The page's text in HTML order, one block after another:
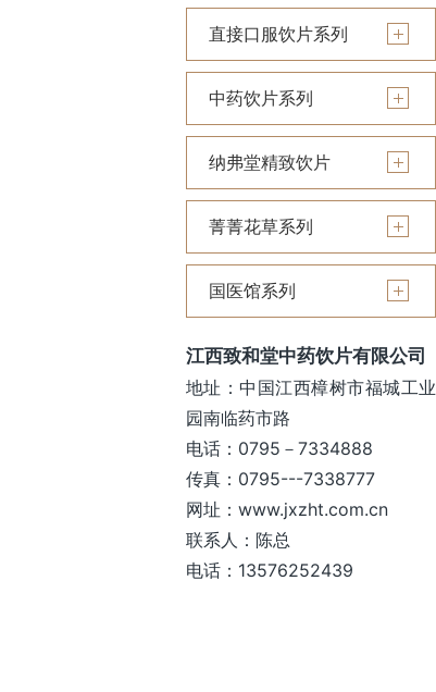
直接口服饮片系列
中药饮片系列
纳弗堂精致饮片
菁菁花草系列
国医馆系列
江西致和堂中药饮片有限公司
地址：中国江西樟树市福城工业
园南临药市路
电话：0795－7334888
传真：0795---7338777
网址：www.jxzht.com.cn
联系人：陈总
电话：13576252439